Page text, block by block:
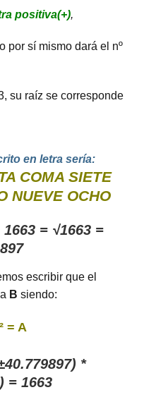
positiva(+),
por sí mismo dará el nº
su raíz se corresponde
en letra sería:
COMA SIETE
NUEVE OCHO
= √1663 =
escribir que el
B siendo:
= A
*
= 1663